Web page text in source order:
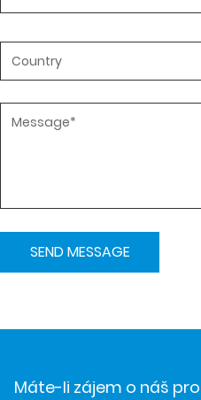
Máte-li zájem o náš